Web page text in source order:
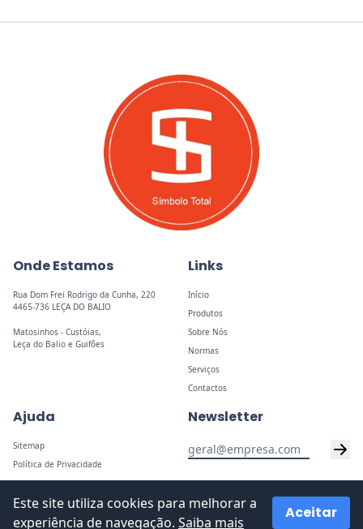
Onde Estamos
Rua Dom Frei Rodrigo da Cunha, 220
4465-736 LEÇA DO BALIO
Matosinhos - Custóias,
Leça do Balio e Guifões
Links
Início
Produtos
Sobre Nós
Normas
Serviços
Contactos
Ajuda
Sitemap
Política de Privacidade
Newsletter
Este site utiliza cookies para melhorar a
experiência de navegação. Saiba mais
Aceitar